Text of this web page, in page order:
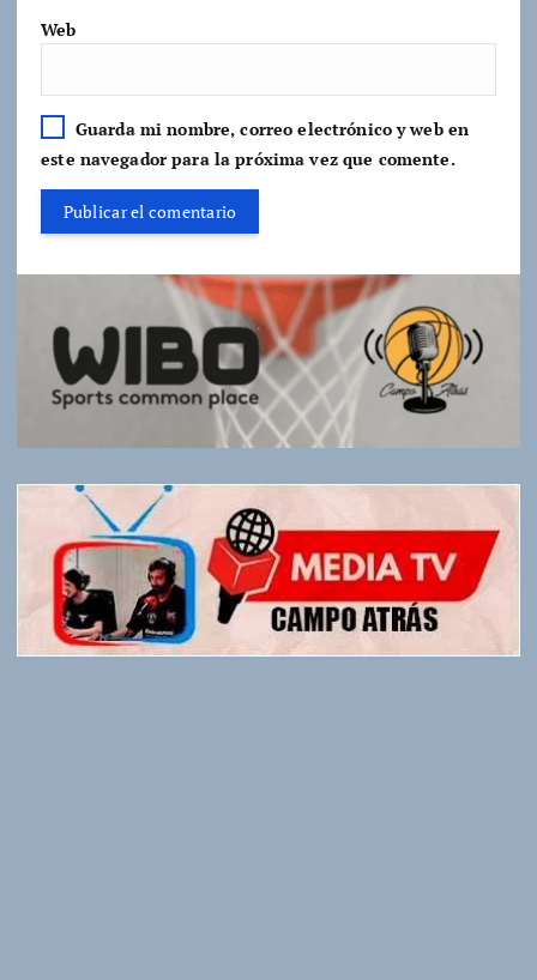
Web
Guarda mi nombre, correo electrónico y web en
este navegador para la próxima vez que comente.